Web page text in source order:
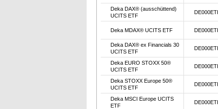
Deka DAX® (ausschüttend)
UCITS ETF
Deka MDAX® UCITS ETF
Deka DAX® ex Financials 30
UCITS ETF
Deka EURO STOXX 50®
UCITS ETF
Deka STOXX Europe 50®
UCITS ETF
Deka MSCI Europe UCITS
ETF